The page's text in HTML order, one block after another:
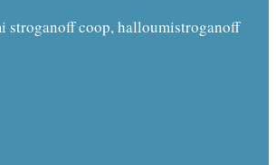
stroganoff coop, halloumistroganoff